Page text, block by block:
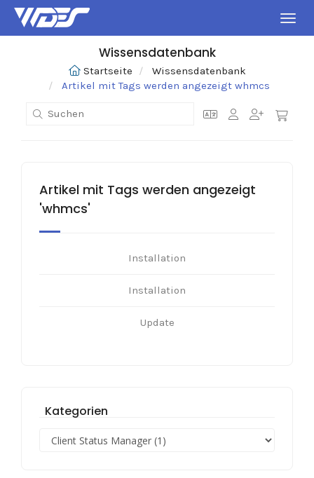
Wissensdatenbank
Startseite
Wissensdatenbank
Artikel mit Tags werden angezeigt whmcs
Kategorien
Artikel mit Tags werden angezeigt
'whmcs'
Installation
Installation
Update